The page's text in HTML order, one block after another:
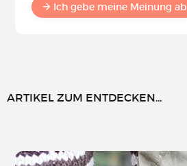
Ich gebe meine Meinung ab
ARTIKEL ZUM ENTDECKEN...